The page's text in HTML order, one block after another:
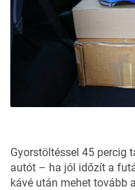
Gyorstöltéssel 45 percig
autót – ha jól időzít a
kávé után mehet tovább